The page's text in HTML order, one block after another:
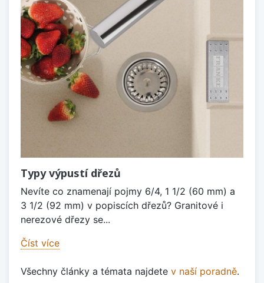
Typy výpustí dřezů
Nevíte co znamenají pojmy 6/4, 1 1/2 (60 mm) a
3 1/2 (92 mm) v popiscích dřezů? Granitové i
nerezové dřezy se...
Číst více
Všechny články a témata najdete v naší poradně.